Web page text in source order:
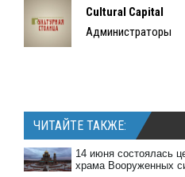
Cultural Capital
Администраторы
ЧИТАЙТЕ ТАКЖЕ:
14 июня состоялась
храма Вооруженных